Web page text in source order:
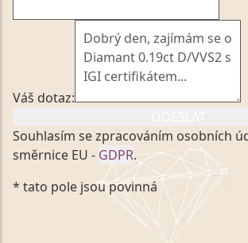
Váš dotaz:
Souhlasím se zpracováním osobních
směrnice EU - GDPR.
Kliknutím na výše uvedený odkaz, v
zákonem č. 101/2000 Sb. v platném
souhlasím se zpracováním a
mých osobních údajů, které poskytuji
* tato pole jsou povinná